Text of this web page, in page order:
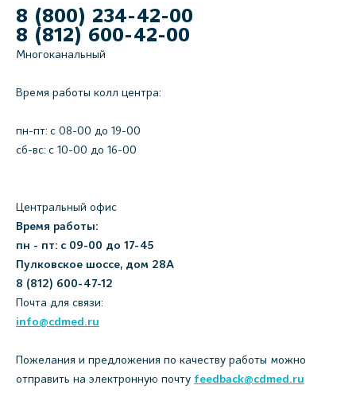
8 (800) 234-42-00
8 (812) 600-42-00
Многоканальный
Время работы колл центра:
пн-пт: c 08-00 до 19-00
сб-вс: с 10-00 до 16-00
Центральный офис
Время работы:
пн - пт: с 09-00 до 17-45
Пулковское шоссе, дом 28А
8 (812) 600-47-12
Почта для связи:
info@cdmed.ru
Пожелания и предложения по качеству работы можно
отправить на электронную почту feedback@cdmed.ru